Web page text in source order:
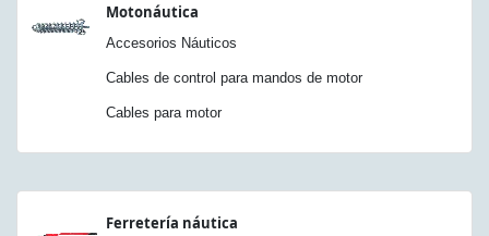
Motonáutica
Accesorios Náuticos
Cables de control para mandos de motor
Cables para motor
Ferretería náutica